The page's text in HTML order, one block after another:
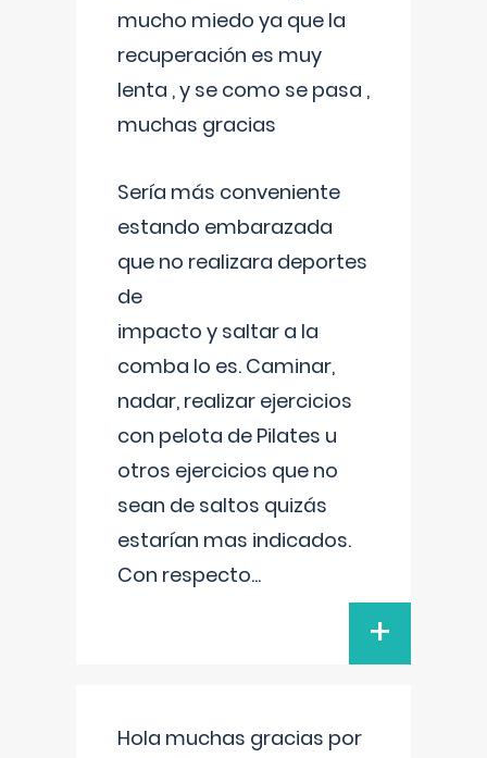
mucho miedo ya que la
recuperación es muy
lenta , y se como se pasa ,
muchas gracias
Sería más conveniente
estando embarazada
que no realizara deportes
de
impacto y saltar a la
comba lo es. Caminar,
nadar, realizar ejercicios
con pelota de Pilates u
otros ejercicios que no
sean de saltos quizás
estarían mas indicados.
Con respecto...
+
Hola muchas gracias por